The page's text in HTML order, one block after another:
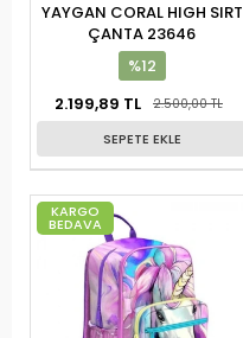
YAYGAN CORAL HIGH SIRT
ÇANTA 23646
%12
2.199,89 TL
2.500,00 TL
SEPETE EKLE
KARGO
BEDAVA